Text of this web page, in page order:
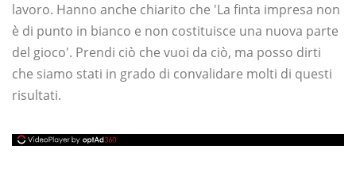
lavoro. Hanno anche chiarito che 'La finta impresa non
è di punto in bianco e non costituisce una nuova parte
del gioco'. Prendi ciò che vuoi da ciò, ma posso dirti
che siamo stati in grado di convalidare molti di questi
risultati.